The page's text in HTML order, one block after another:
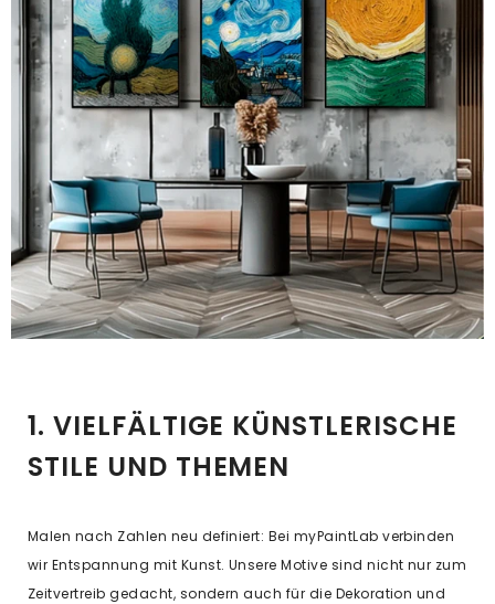
1. VIELFÄLTIGE KÜNSTLERISCHE
STILE UND THEMEN
Malen nach Zahlen neu definiert: Bei myPaintLab verbinden
wir Entspannung mit Kunst. Unsere Motive sind nicht nur zum
Zeitvertreib gedacht, sondern auch für die Dekoration und